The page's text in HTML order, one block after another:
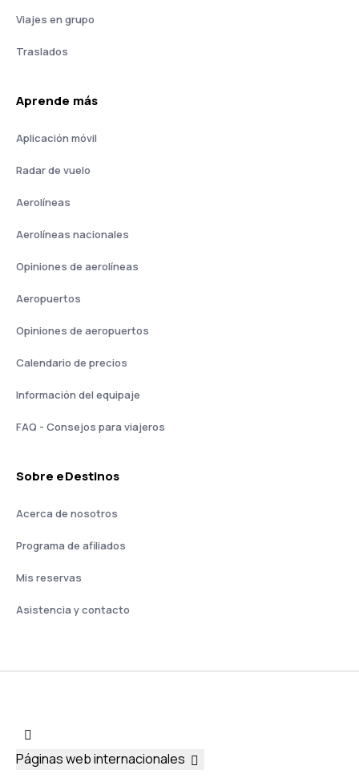
Viajes en grupo
Traslados
Aprende más
Aplicación móvil
Radar de vuelo
Aerolíneas
Aerolíneas nacionales
Opiniones de aerolíneas
Aeropuertos
Opiniones de aeropuertos
Calendario de precios
Información del equipaje
FAQ - Consejos para viajeros
Sobre eDestinos
Acerca de nosotros
Programa de afiliados
Mis reservas
Asistencia y contacto
Páginas web internacionales